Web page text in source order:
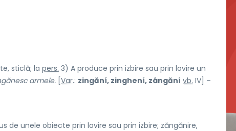
sticlă; la pers. 3) A produce prin izbire sau prin lovire un
armele. Var.: zingăní, zinghení, zângăní vb. IV] –
de unele obiecte prin lovire sau prin izbire; zăngănire,